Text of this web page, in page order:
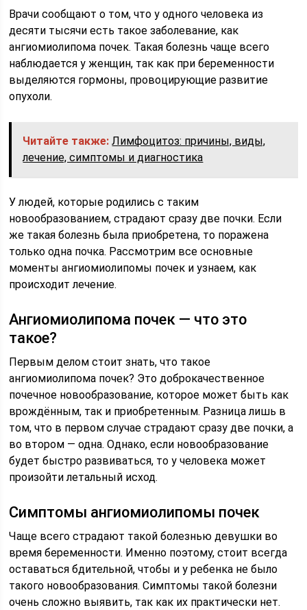
Врачи сообщают о том, что у одного человека из
десяти тысячи есть такое заболевание, как
ангиомиолипома почек. Такая болезнь чаще всего
наблюдается у женщин, так как при беременности
выделяются гормоны, провоцирующие развитие
опухоли.
Читайте также: Лимфоцитоз: причины, виды,
лечение, симптомы и диагностика
У людей, которые родились с таким
новообразованием, страдают сразу две почки. Если
же такая болезнь была приобретена, то поражена
только одна почка. Рассмотрим все основные
моменты ангиомиолипомы почек и узнаем, как
происходит лечение.
Ангиомиолипома почек — что это
такое?
Первым делом стоит знать, что такое
ангиомиолипома почек? Это доброкачественное
почечное новообразование, которое может быть как
врождённым, так и приобретенным. Разница лишь в
том, что в первом случае страдают сразу две почки, а
во втором — одна. Однако, если новообразование
будет быстро развиваться, то у человека может
произойти летальный исход.
Симптомы ангиомиолипомы почек
Чаще всего страдают такой болезнью девушки во
время беременности. Именно поэтому, стоит всегда
оставаться бдительной, чтобы и у ребенка не было
такого новообразования. Симптомы такой болезни
очень сложно выявить, так как их практически нет.